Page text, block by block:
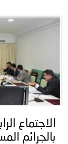
الاجتماع
بالجرائم